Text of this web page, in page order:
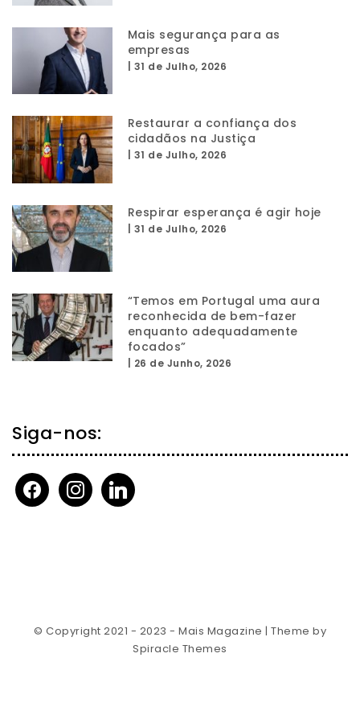
Mais segurança para as
empresas
31 de Julho, 2026
Restaurar a confiança dos
cidadãos na Justiça
31 de Julho, 2026
Respirar esperança é agir hoje
31 de Julho, 2026
“Temos em Portugal uma aura
reconhecida de bem-fazer
enquanto adequadamente
focados”
26 de Junho, 2026
Siga-nos:
facebookinstagramlinkedin
© Copyright 2021 - 2023 - Mais Magazine | Theme by
Spiracle Themes